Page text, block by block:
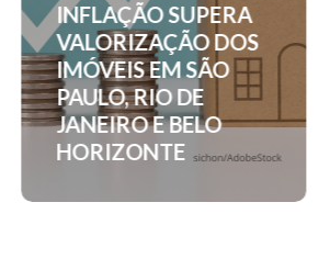
INFLAÇÃO SUPERA
VALORIZAÇÃO DOS
IMÓVEIS EM SÃO
PAULO, RIO DE
JANEIRO E BELO
HORIZONTE